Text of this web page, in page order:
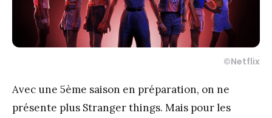
©Netflix
Avec une 5ème saison en préparation, on ne
présente plus Stranger things. Mais pour les